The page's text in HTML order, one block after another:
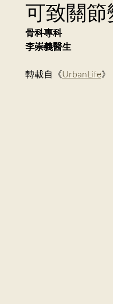
Dr. Wong Kit Wah Dr.
Dr. Lee Yue Kit
可致關
骨科專科
李崇義醫生
轉載自《UrbanLife》